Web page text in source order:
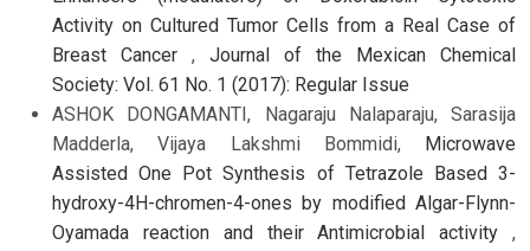
Activity on Cultured Tumor Cells from a Real Case of
Breast Cancer , Journal of the Mexican Chemical
Society: Vol. 61 No. 1 (2017): Regular Issue
ASHOK DONGAMANTI, Nagaraju Nalaparaju, Sarasija
Madderla, Vijaya Lakshmi Bommidi,
Microwave
Assisted One Pot Synthesis of Tetrazole Based 3-
hydroxy-4H-chromen-4-ones by modified Algar-Flynn-
Oyamada reaction and their Antimicrobial activity ,